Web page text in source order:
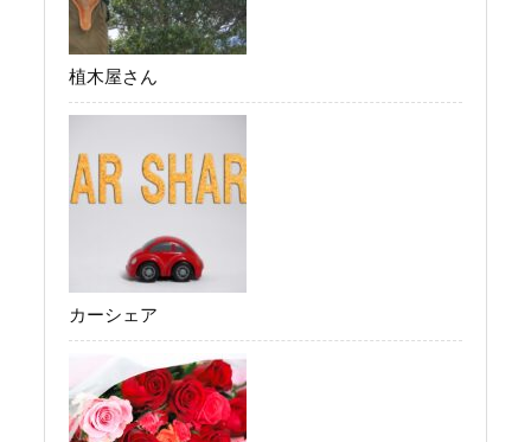
植木屋さん
カーシェア